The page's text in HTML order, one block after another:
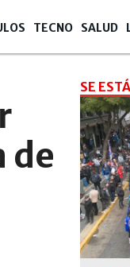
TECNO SALUD
de
SE